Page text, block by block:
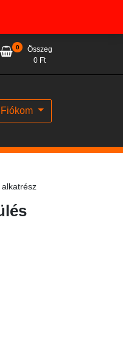
0
Összeg
0 Ft
Fiókom